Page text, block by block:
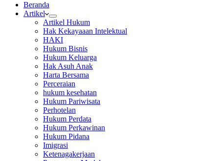
Beranda
Artikel
Artikel Hukum
Hak Kekayaaan Intelektual
HAKI
Hukum Bisnis
Hukum Keluarga
Hak Asuh Anak
Harta Bersama
Perceraian
hukum kesehatan
Hukum Pariwisata
Perhotelan
Hukum Perdata
Hukum Perkawinan
Hukum Pidana
Imigrasi
Ketenagakerjaan